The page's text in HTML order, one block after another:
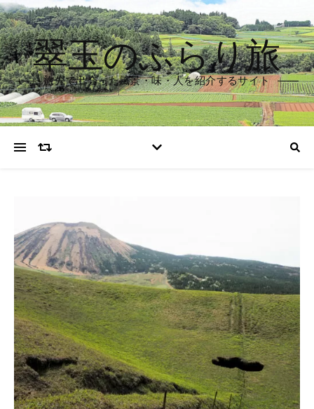
翠玉のふらり旅
旅先で出会った風景・味・人を紹介するサイト